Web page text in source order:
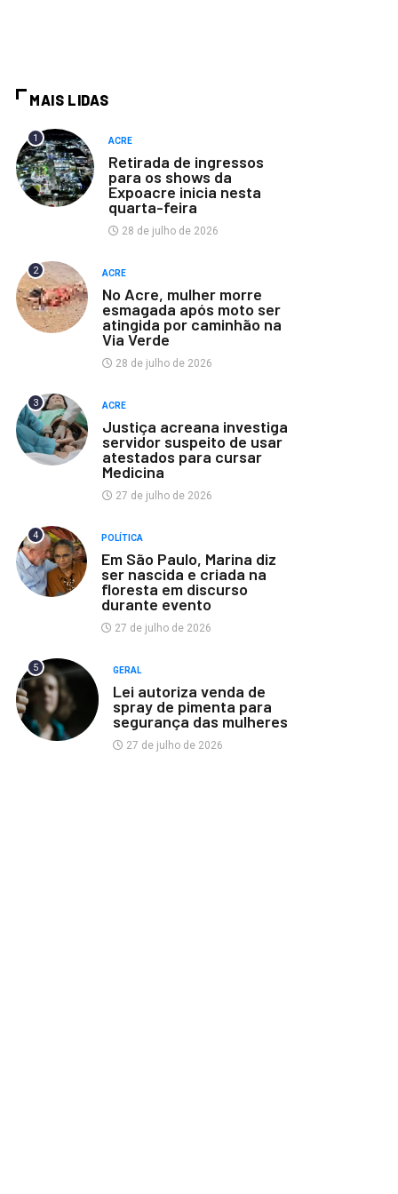
MAIS LIDAS
1 ACRE
Retirada de ingressos
para os shows da
Expoacre inicia nesta
quarta-feira
28 de julho de 2026
2 ACRE
No Acre, mulher morre
esmagada após moto ser
atingida por caminhão na
Via Verde
28 de julho de 2026
3 ACRE
Justiça acreana investiga
servidor suspeito de usar
atestados para cursar
Medicina
27 de julho de 2026
4 POLÍTICA
Em São Paulo, Marina diz
ser nascida e criada na
floresta em discurso
durante evento
27 de julho de 2026
5 GERAL
Lei autoriza venda de
spray de pimenta para
segurança das mulheres
27 de julho de 2026